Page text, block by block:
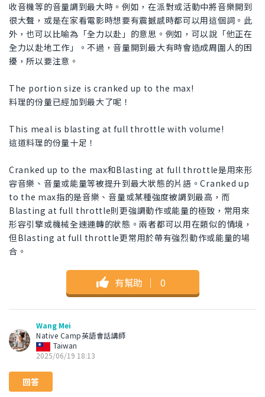
收音機等的音量調到最大時。例如，在派對或活動中將音樂開到
很大聲，或是在家看電影時想要有震撼感時都可以用這個詞。此
外，也可以比喻為「全力以赴」的意思。例如，可以說「他正在
全力以赴地工作」。不過，音量開到最大有時會造成周圍人的困
擾，所以要注意。
The portion size is cranked up to the max!
料理的份量已經加到最大了呢！
This meal is blasting at full throttle with volume!
這道料理的份量十足！
Cranked up to the max和Blasting at full throttle是用來形
容音樂、音量或能量等被提升到最大狀態的片語。Cranked up
to the max指的是音樂、音量或某種強度被調到最高，而
Blasting at full throttle則更強調動作或能量的極致，常用來
形容引擎或機械全速運轉的狀態。兩者都可以用在類似的情境，
但Blasting at full throttle更常用於帶有強烈動作或能量的場
合。
有幫助 ｜ 0
Wang Mei
Native Camp英語會話講師
Taiwan
2025/06/19 18:13
回答